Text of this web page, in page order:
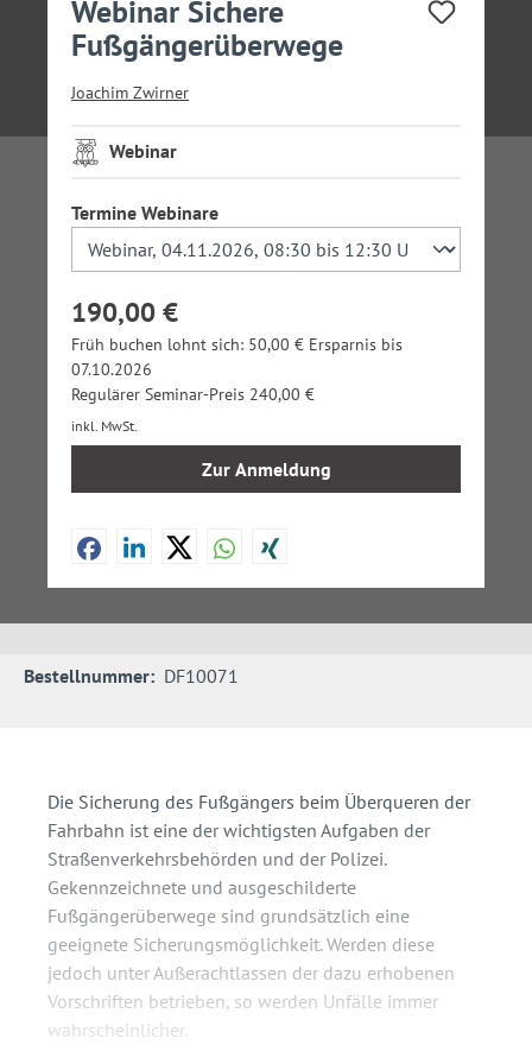
Webinar Sichere
Fußgängerüberwege
Joachim Zwirner
Webinar
Termine Webinareauswählen
190,00 €
Früh buchen lohnt sich: 50,00 € Ersparnis bis
07.10.2026
Regulärer Seminar-Preis 240,00 €
inkl. MwSt.
Zur Anmeldung
Bestellnummer: DF10071
Die Sicherung des Fußgängers beim Überqueren der
Fahrbahn ist eine der wichtigsten Aufgaben der
Straßenverkehrsbehörden und der Polizei.
Gekennzeichnete und ausgeschilderte
Fußgängerüberwege sind grundsätzlich eine
geeignete Sicherungsmöglichkeit. Werden diese
jedoch unter Außerachtlassen der dazu erhobenen
Vorschriften betrieben, so werden Unfälle immer
wahrscheinlicher.